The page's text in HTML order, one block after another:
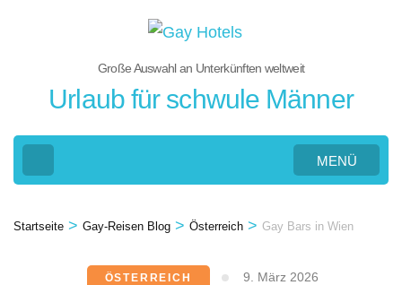
(Eingabetaste
Große Auswahl an Unterkünften weltweit
Urlaub für schwule Männer
MENÜ
Startseite > Gay-Reisen Blog > Österreich > Gay Bars in Wien
ÖSTERREICH 9. März 2026